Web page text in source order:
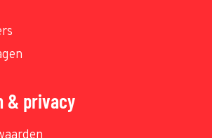
& privacy